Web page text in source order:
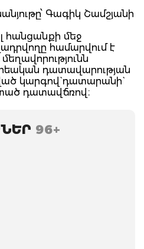
Գագիկ Շամշյանի
հանցանքի մեջ
համարվում է
դատավարության
կարգով` դատարանի`
դատավճռով։
96+